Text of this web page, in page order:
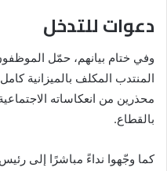
دعوات للتدخل
وفي ختام بيانهم، حمّل الموظفون
المنتدب المكلف بالميزانية
محذرين من انعكاساته
بالقطاع.
كما وجّهوا نداءً مباشرًا إلى